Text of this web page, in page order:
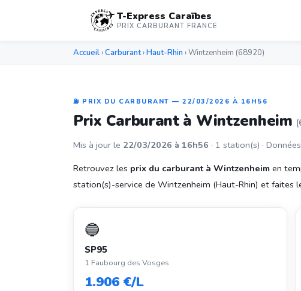
T-Express Caraïbes
PRIX CARBURANT FRANCE
Accueil ›Carburant›Haut-Rhin › Wintzenheim (68920)
⛽ PRIX DU CARBURANT — 22/03/2026 À 16H56
Prix Carburant à Wintzenheim
Mis à jour le 22/03/2026 à 16h56 · 1 station(s) ·
Retrouvez les prix du carburant à Wintzenheim en
station(s)-service de Wintzenheim (Haut-Rhin) et faites
🔵
SP95
1 Faubourg des Vosges
1.906 €/L